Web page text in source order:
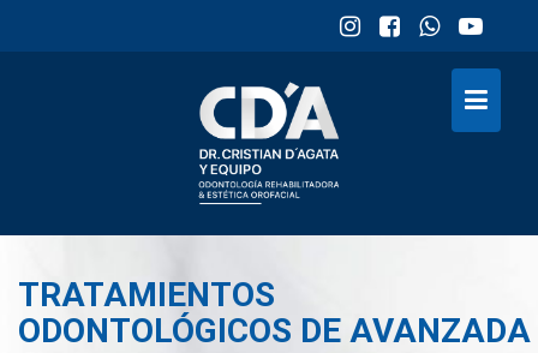
TRATAMIENTOS
ODONTOLÓGICOS DE AVANZADA